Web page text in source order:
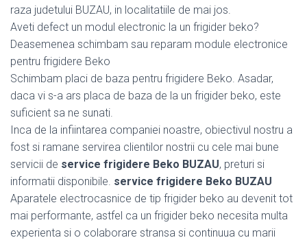
raza judetului BUZAU, in localitatiile de mai jos.
Aveti defect un modul electronic la un frigider beko?
Deasemenea schimbam sau reparam module electronice
pentru frigidere Beko
Schimbam placi de baza pentru frigidere Beko. Asadar,
daca vi s-a ars placa de baza de la un frigider beko, este
suficient sa ne sunati.
Inca de la infiintarea companiei noastre, obiectivul nostru a
fost si ramane servirea clientilor nostrii cu cele mai bune
servicii de service frigidere Beko BUZAU, preturi si
informatii disponibile. service frigidere Beko BUZAU
Aparatele electrocasnice de tip frigider beko au devenit tot
mai performante, astfel ca un frigider beko necesita multa
experienta si o colaborare stransa si continuua cu marii